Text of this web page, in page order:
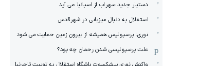
دستیار جدید سهراب از اسپانیا می آید
استقلال به دنبال میزبانی در شهرقدس
نوری: پرسپولیس همیشه از بیرون زمین حمایت می شود
علت پرسپولیسی شدن رحمان چه بود؟